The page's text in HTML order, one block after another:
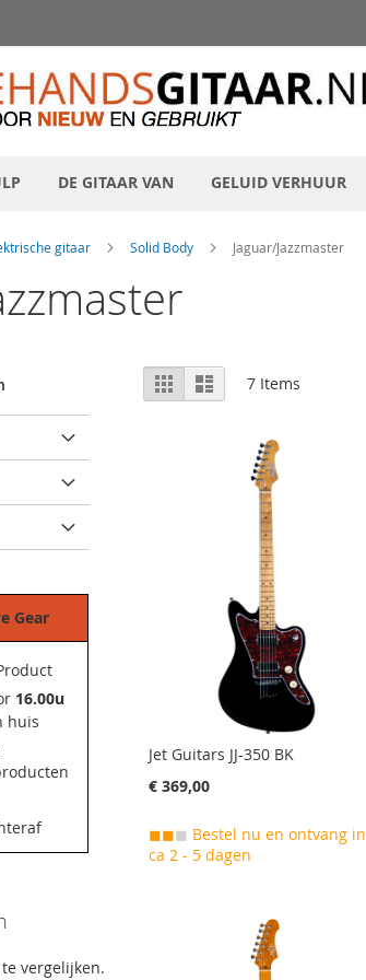
DE GITAAR VAN GELUID VERHUUR
gitaar Solid Body Jaguar/Jazzmaster
Bekijken
als
RoosterLijst 7 Items
Jet Guitars JJ-350 BK
€ 369,00
◼◼◼ Bestel nu en ontvang in
ca 2 - 5 dagen
Gear
16.00u
huis
vergelijken.